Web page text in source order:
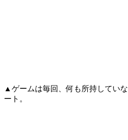
▲ゲームは毎回、何も所持してい
ート。